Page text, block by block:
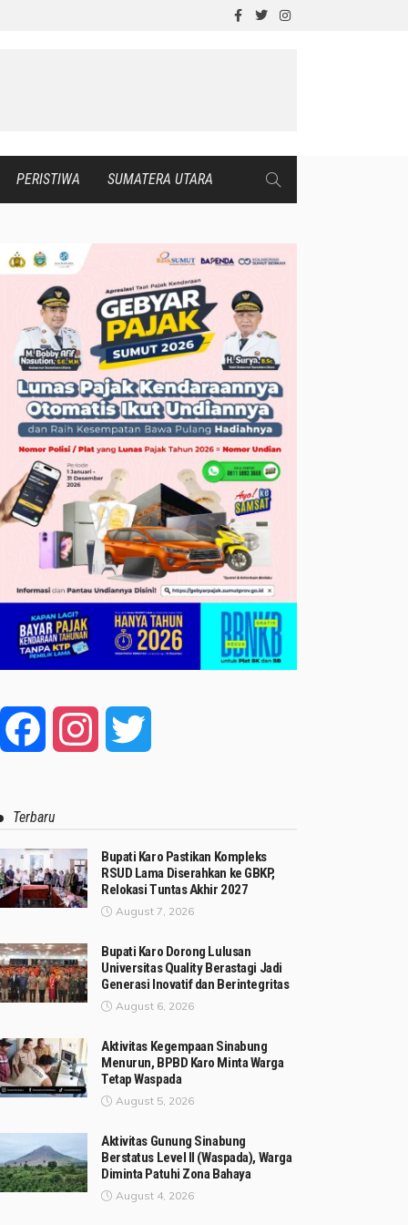
PERISTIWA SUMATERA UTARA
Facebook Instagram
Terbaru
Bupati Karo Pastikan Kompleks
RSUD Lama Diserahkan ke GBKP,
Relokasi Tuntas Akhir 2027
August 7, 2026
Bupati Karo Dorong Lulusan
Universitas Quality Berastagi Jadi
Generasi Inovatif dan Berintegritas
August 6, 2026
Aktivitas Kegempaan Sinabung
Menurun, BPBD Karo Minta Warga
Tetap Waspada
August 5, 2026
Aktivitas Gunung Sinabung
Berstatus Level II (Waspada), Warga
Diminta Patuhi Zona Bahaya
August 4, 2026